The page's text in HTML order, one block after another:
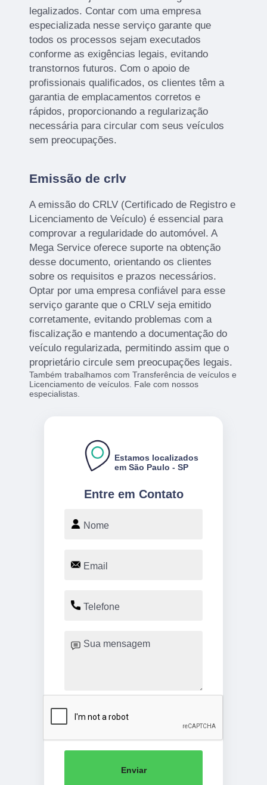
legalizados. Contar com uma empresa
especializada nesse serviço garante que
todos os processos sejam executados
conforme as exigências legais, evitando
transtornos futuros. Com o apoio de
profissionais qualificados, os clientes têm a
garantia de emplacamentos corretos e
rápidos, proporcionando a regularização
necessária para circular com seus veículos
sem preocupações.
Emissão de crlv
A emissão do CRLV (Certificado de Registro e
Licenciamento de Veículo) é essencial para
comprovar a regularidade do automóvel. A
Mega Service oferece suporte na obtenção
desse documento, orientando os clientes
sobre os requisitos e prazos necessários.
Optar por uma empresa confiável para esse
serviço garante que o CRLV seja emitido
corretamente, evitando problemas com a
fiscalização e mantendo a documentação do
veículo regularizada, permitindo assim que o
proprietário circule sem preocupações legais.
Também trabalhamos com Transferência de veículos e
Licenciamento de veículos. Fale com nossos
especialistas.
Entre em Contato
Estamos localizados
em São Paulo - SP
Enviar